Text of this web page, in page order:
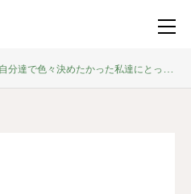
色々決めたかった私達にとって、こだわりの家づくりができました